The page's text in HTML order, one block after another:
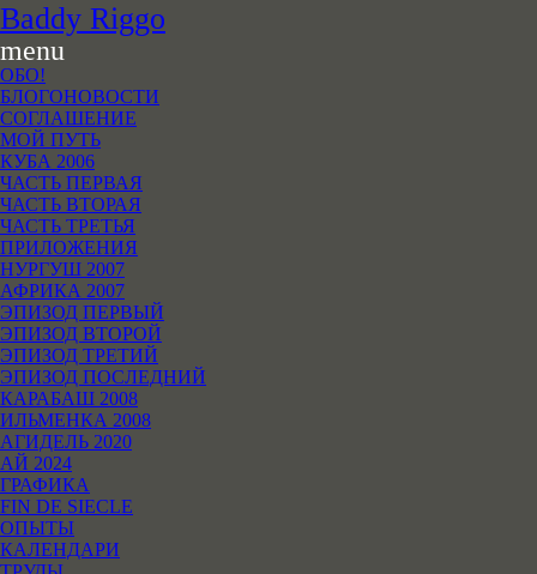
Baddy Riggo
menu
ОБО!
БЛОГОНОВОСТИ
СОГЛАШЕНИЕ
МОЙ ПУТЬ
КУБА 2006
ЧАСТЬ ПЕРВАЯ
ЧАСТЬ ВТОРАЯ
ЧАСТЬ ТРЕТЬЯ
ПРИЛОЖЕНИЯ
НУРГУШ 2007
АФРИКА 2007
ЭПИЗОД ПЕРВЫЙ
ЭПИЗОД ВТОРОЙ
ЭПИЗОД ТРЕТИЙ
ЭПИЗОД ПОСЛЕДНИЙ
КАРАБАШ 2008
ИЛЬМЕНКА 2008
АГИДЕЛЬ 2020
АЙ 2024
ГРАФИКА
FIN DE SIECLE
ОПЫТЫ
КАЛЕНДАРИ